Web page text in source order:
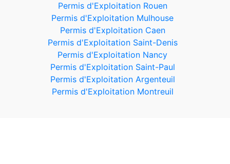
Permis d'Exploitation Rouen
Permis d'Exploitation Mulhouse
Permis d'Exploitation Caen
Permis d'Exploitation Saint-Denis
Permis d'Exploitation Nancy
Permis d'Exploitation Saint-Paul
Permis d'Exploitation Argenteuil
Permis d'Exploitation Montreuil